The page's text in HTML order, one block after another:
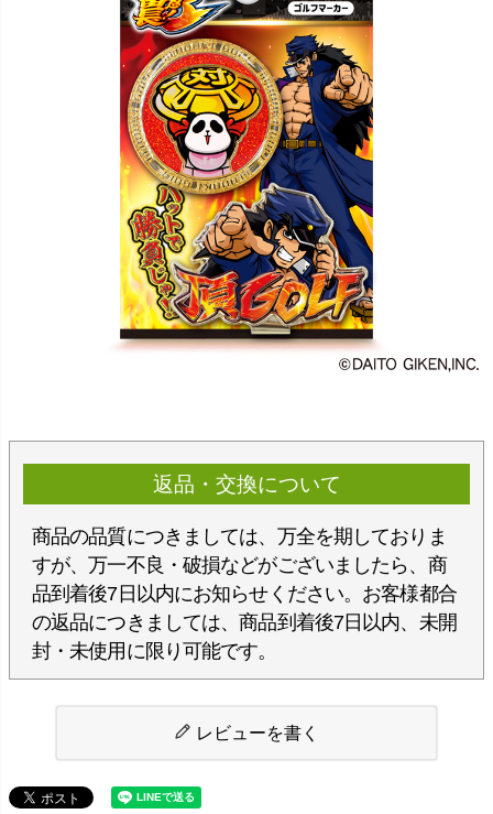
返品・交換について
商品の品質につきましては、万全を期しておりま
すが、万一不良・破損などがございましたら、商
品到着後7日以内にお知らせください。お客様都合
の返品につきましては、商品到着後7日以内、未開
封・未使用に限り可能です。
レビューを書く